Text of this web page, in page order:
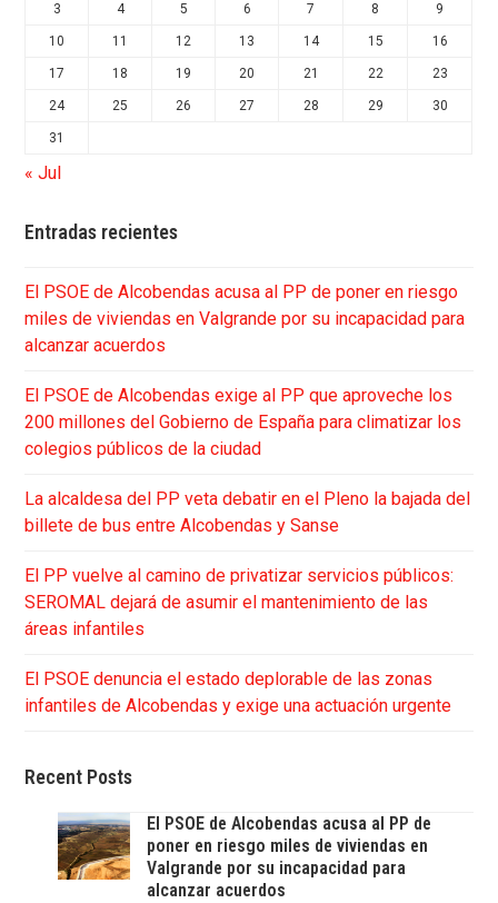
3 4 5 6 7 8 9
10 11 12 13 14 15 16
17 18 19 20 21 22 23
24 25 26 27 28 29 30
31
« Jul
Entradas recientes
El PSOE de Alcobendas acusa al PP de poner en riesgo
miles de viviendas en Valgrande por su incapacidad para
alcanzar acuerdos
El PSOE de Alcobendas exige al PP que aproveche los
200 millones del Gobierno de España para climatizar los
colegios públicos de la ciudad
La alcaldesa del PP veta debatir en el Pleno la bajada del
billete de bus entre Alcobendas y Sanse
El PP vuelve al camino de privatizar servicios públicos:
SEROMAL dejará de asumir el mantenimiento de las
áreas infantiles
El PSOE denuncia el estado deplorable de las zonas
infantiles de Alcobendas y exige una actuación urgente
Recent Posts
El PSOE de Alcobendas acusa al PP de
poner en riesgo miles de viviendas en
Valgrande por su incapacidad para
alcanzar acuerdos